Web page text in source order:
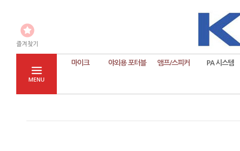
즐겨찾기
MENU
마이크 야외용 포터블 앰프/스피커 PA 시스템